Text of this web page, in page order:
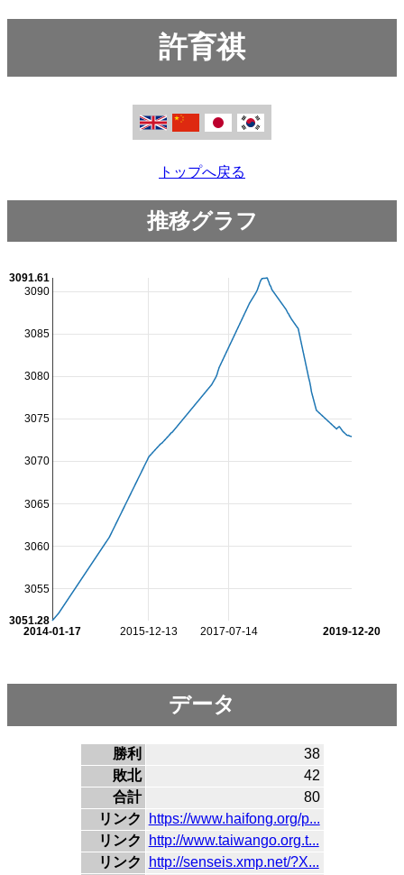
許育祺
トップへ戻る
推移グラフ
2015-12-13 2017-07-14
2014-01-17 2019-12-20
3055
3060
3065
3070
3075
3080
3085
3090
3051.28
3091.61
データ
勝利
38
敗北
42
合計
80
リンク
https://www.haifong.org/p...
リンク
http://www.taiwango.org.t...
リンク
http://senseis.xmp.net/?X...